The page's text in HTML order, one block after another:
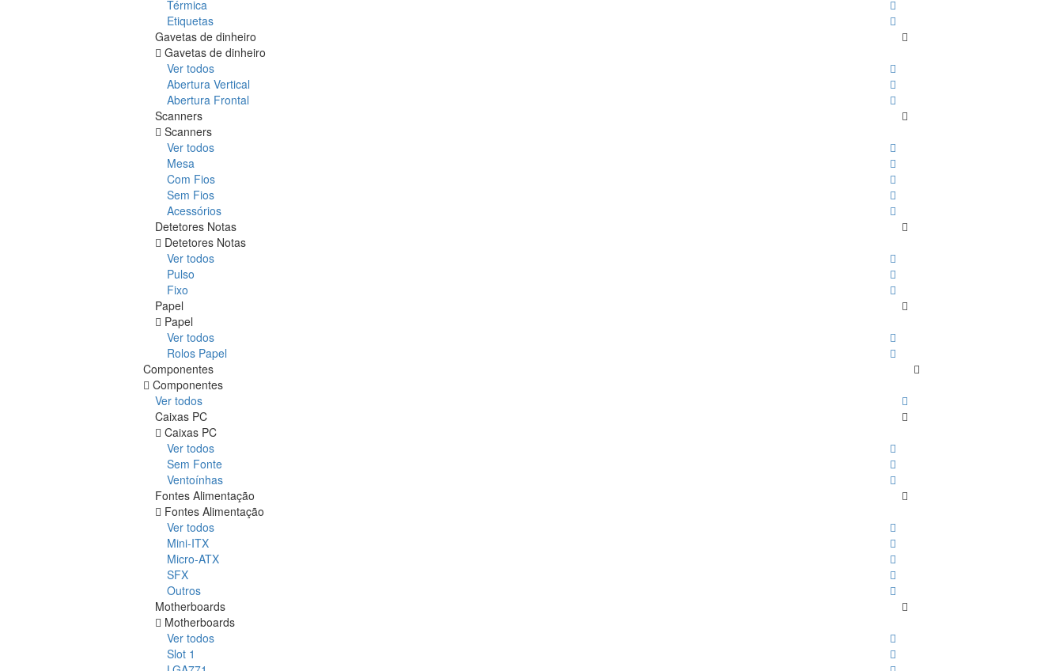
Térmica
Etiquetas
Gavetas de dinheiro
Gavetas de dinheiro
Ver todos
Abertura Vertical
Abertura Frontal
Scanners
Scanners
Ver todos
Mesa
Com Fios
Sem Fios
Acessórios
Detetores Notas
Detetores Notas
Ver todos
Pulso
Fixo
Papel
Papel
Ver todos
Rolos Papel
Componentes
Componentes
Ver todos
Caixas PC
Caixas PC
Ver todos
Sem Fonte
Ventoínhas
Fontes Alimentação
Fontes Alimentação
Ver todos
Mini-ITX
Micro-ATX
SFX
Outros
Motherboards
Motherboards
Ver todos
Slot 1